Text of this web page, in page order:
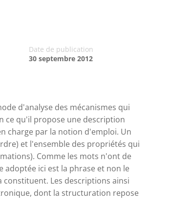
Date de publication
30 septembre 2012
d'analyse des mécanismes qui
ce qu'il propose une description
charge par la notion d'emploi. Un
et l'ensemble des propriétés qui
Comme les mots n'ont de
ici est la phrase et non le
constituent. Les descriptions ainsi
dont la structuration repose